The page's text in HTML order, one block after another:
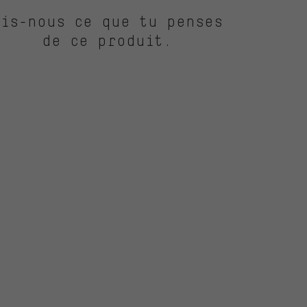
nous ce que tu penses
de ce produit.